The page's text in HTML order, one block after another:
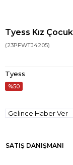
Tyess Kız
(23PFWTJ4205)
Tyess
50
Gelince Haber Ver
SATIŞ DANIŞMANI